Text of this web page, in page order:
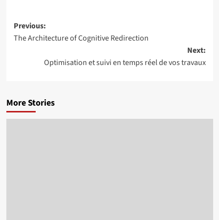
Post
navigation
Previous:
The Architecture of Cognitive Redirection
Next:
Optimisation et suivi en temps réel de vos travaux
More Stories